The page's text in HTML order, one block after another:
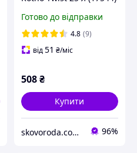
Готово до відправки
4.8 (9)
від51 ₴/міс
508₴
Купити
skovoroda.com.ua – все для кухні та дому 96%